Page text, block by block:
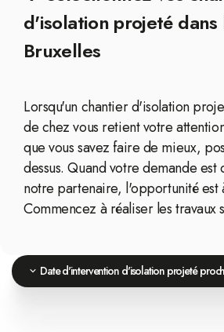
d'isolation projeté
Bruxelles
Lorsqu'un chantier d'isolation
de chez vous retient votre
que vous savez faire de mieux,
dessus. Quand votre demande
notre partenaire, l'opportunité est
Commencez à réaliser les travaux
Date d'intervention d'isolation projeté